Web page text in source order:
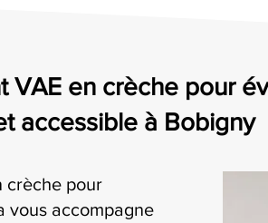
en crèche pour
accessible à Bobigny
crèche pour
vous accompagne